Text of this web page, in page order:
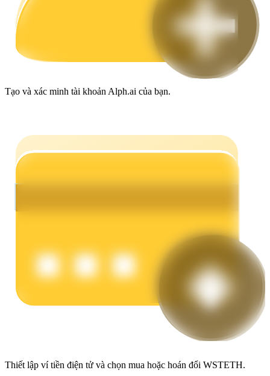
Chiến lược giao dịch
Power Piggy
Làm cho tài sản của bạn tăng giá trị đều đặn
Tạo và xác minh tài khoản Alph.ai của bạn.
Thiết lập ví tiền điện tử và chọn mua hoặc hoán đổi WSTETH.